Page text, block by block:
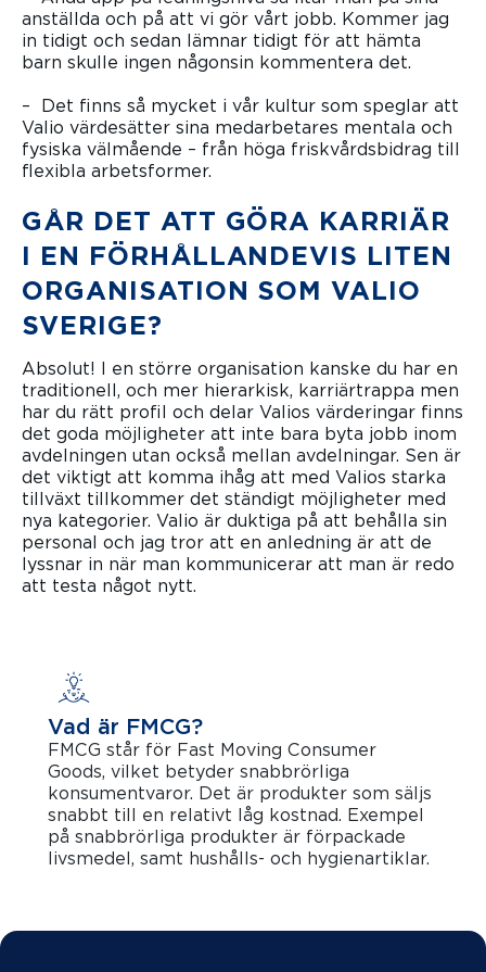
anställda och på att vi gör vårt jobb. Kommer jag
in tidigt och sedan lämnar tidigt för att hämta
barn skulle ingen någonsin kommentera det.
– Det finns så mycket i vår kultur som speglar att
Valio värdesätter sina medarbetares mentala och
fysiska välmående – från höga friskvårdsbidrag till
flexibla arbetsformer.
GÅR DET ATT GÖRA KARRIÄR
I EN FÖRHÅLLANDEVIS LITEN
ORGANISATION SOM VALIO
SVERIGE?
Absolut! I en större organisation kanske du har en
traditionell, och mer hierarkisk, karriärtrappa men
har du rätt profil och delar Valios värderingar finns
det goda möjligheter att inte bara byta jobb inom
avdelningen utan också mellan avdelningar. Sen är
det viktigt att komma ihåg att med Valios starka
tillväxt tillkommer det ständigt möjligheter med
nya kategorier. Valio är duktiga på att behålla sin
personal och jag tror att en anledning är att de
lyssnar in när man kommunicerar att man är redo
att testa något nytt.
Vad är FMCG?
FMCG står för Fast Moving Consumer
Goods, vilket betyder snabbrörliga
konsumentvaror. Det är produkter som säljs
snabbt till en relativt låg kostnad. Exempel
på snabbrörliga produkter är förpackade
livsmedel, samt hushålls- och hygienartiklar.